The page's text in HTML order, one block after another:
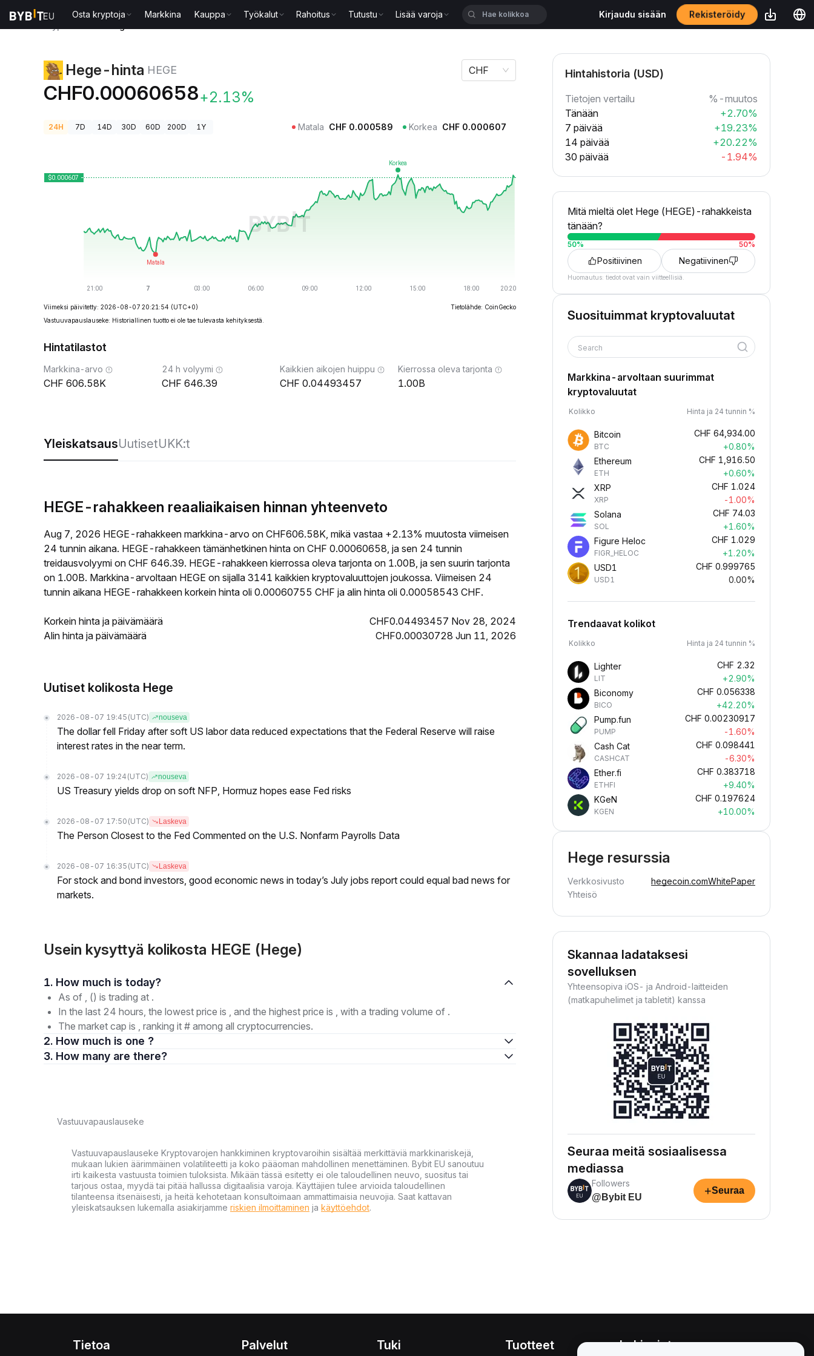
Osta kryptoja Markkina Kauppa Työkalut Rahoitus Tutustu Lisää varoja Kirjaudu sisään Rekisteröidy
Hege-hinta HEGE
CHF0.00060658+2.13%
CHF
24H 7D 14D 30D 60D 200D 1Y Matala CHF 0.000589 Korkea CHF 0.000607
Viimeksi päivitetty: 2026-08-07 20:21:54 (UTC+0)
Tietolähde: CoinGecko
Vastuuvapauslauseke: Historiallinen tuotto ei ole tae tulevasta kehityksestä.
Hintatilastot
Markkina-arvo
606.58K
24 h volyymi
646.39
Kaikkien aikojen huippu
0.04493457
Kierrossa oleva tarjonta
1.00B
YleiskatsausUutisetUKK:t
HEGE-rahakkeen reaaliaikaisen hinnan yhteenveto
Aug 7, 2026 HEGE-rahakkeen markkina-arvo on CHF606.58K, mikä vastaa +2.13% muutosta viimeisen
24 tunnin aikana. HEGE-rahakkeen tämänhetkinen hinta on CHF 0.00060658, ja sen 24 tunnin
treidausvolyymi on CHF 646.39. HEGE-rahakkeen kierrossa oleva tarjonta on 1.00B, ja sen suurin tarjonta
on 1.00B. Markkina-arvoltaan HEGE on sijalla 3141 kaikkien kryptovaluuttojen joukossa. Viimeisen 24
tunnin aikana HEGE-rahakkeen korkein hinta oli 0.00060755 CHF ja alin hinta oli 0.00058543 CHF.
Korkein hinta ja päivämäärä
CHF0.04493457 Nov 28, 2024
Alin hinta ja päivämäärä
CHF0.00030728 Jun 11, 2026
Uutiset kolikosta Hege
2026-08-07 19:45 (UTC) nouseva
The dollar fell Friday after soft US labor data reduced expectations that the Federal Reserve will raise
interest rates in the near term.
2026-08-07 19:24 (UTC) nouseva
US Treasury yields drop on soft NFP, Hormuz hopes ease Fed risks
2026-08-07 17:50 (UTC) Laskeva
The Person Closest to the Fed Commented on the U.S. Nonfarm Payrolls Data
2026-08-07 16:35 (UTC) Laskeva
For stock and bond investors, good economic news in today’s July jobs report could equal bad news for
markets.
Usein kysyttyä kolikosta HEGE (Hege)
1. How much is today?
As of , () is trading at .
In the last 24 hours, the lowest price is , and the highest price is , with a trading volume of .
The market cap is , ranking it # among all cryptocurrencies.
2. How much is one ?
3. How many are there?
Vastuuvapauslauseke
Vastuuvapauslauseke Kryptovarojen hankkiminen kryptovaroihin sisältää merkittäviä markkinariskejä,
mukaan lukien äärimmäinen volatiliteetti ja koko pääoman mahdollinen menettäminen. Bybit EU sanoutuu
irti kaikesta vastuusta toimien tuloksista. Mikään tässä esitetty ei ole taloudellinen neuvo, suositus tai
tarjous ostaa, myydä tai pitää hallussa digitaalisia varoja. Käyttäjien tulee arvioida taloudellinen
tilanteensa itsenäisesti, ja heitä kehotetaan konsultoimaan ammattimaisia neuvojia. Saat kattavan
yleiskatsauksen lukemalla asiakirjamme riskien ilmoittaminen ja käyttöehdot.
Hintahistoria (USD)
Tietojen vertailu
%-muutos
Tänään
+2.70%
7 päivää
+19.23%
14 päivää
+20.22%
30 päivää
-1.94%
Mitä mieltä olet Hege (HEGE)-rahakkeista
tänään?
50% 50%
Positiivinen Negatiivinen
Huomautus: tiedot ovat vain viitteellisiä.
Suosituimmat kryptovaluutat
Search
Markkina-arvoltaan suurimmat
kryptovaluutat
Kolikko Hinta ja 24 tunnin %
Bitcoin
BTC
CHF 64,934.00
+0.80%
Ethereum
ETH
CHF 1,916.50
+0.60%
XRP
XRP
CHF 1.024
-1.00%
Solana
SOL
CHF 74.03
+1.60%
Figure Heloc
FIGR_HELOC
CHF 1.029
+1.20%
USD1
USD1
CHF 0.999765
0.00%
Trendaavat kolikot
Kolikko Hinta ja 24 tunnin %
Lighter
LIT
CHF 2.32
+2.90%
Biconomy
BICO
CHF 0.056338
+42.20%
Pump.fun
PUMP
CHF 0.00230917
-1.60%
Cash Cat
CASHCAT
CHF 0.098441
-6.30%
Ether.fi
ETHFI
CHF 0.383718
+9.40%
KGeN
KGEN
CHF 0.197624
+10.00%
Hege resurssia
Verkkosivusto hegecoin.comWhitePaper
Yhteisö
Skannaa ladataksesi
sovelluksen
Yhteensopiva iOS- ja Android-laitteiden
(matkapuhelimet ja tabletit) kanssa
Seuraa meitä sosiaalisessa
mediassa
Followers
@Bybit EU
+Seuraa
Tietoa Palvelut Tuki Tuotteet Lakiasiat